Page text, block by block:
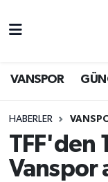
VANSPOR
HABERLER
TFF'den
Vanspor
Siyaset
Van
Van Namaz
Van Trafik